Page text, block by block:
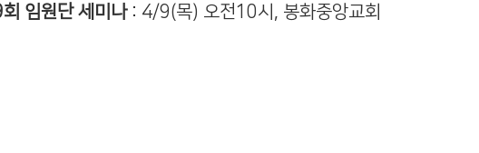
임원단 세미나: 4/9(목) 오전10시, 봉화중앙교회